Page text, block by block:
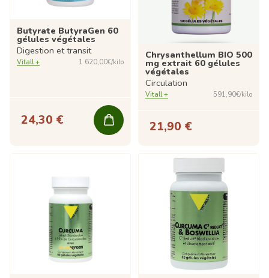
Butyrate ButyraGen 60
gélules végétales
Digestion et transit
Vitall + 1 620,00€/kilo
24,30 €
Chrysanthellum BIO 500
mg extrait 60 gélules
végétales
Circulation
Vitall + 591,90€/kilo
21,90 €